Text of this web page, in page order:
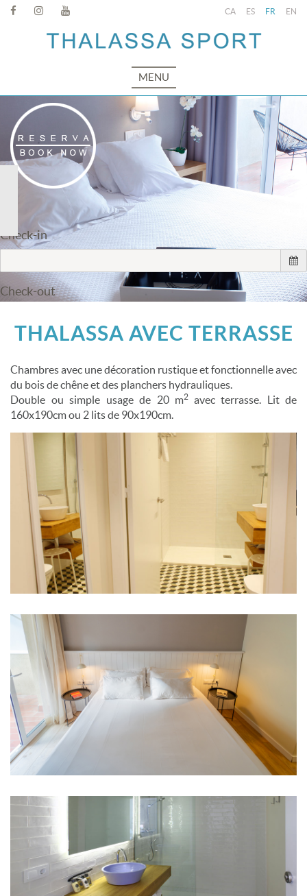
CA ES FR EN
MENU
Check-in
Check-out
THALASSA AVEC TERRASSE
Chambres avec une décoration rustique et fonctionnelle avec
du bois de chêne et des planchers hydrauliques.
Double ou simple usage de 20 m2 avec terrasse. Lit de
160x190cm ou 2 lits de 90x190cm.